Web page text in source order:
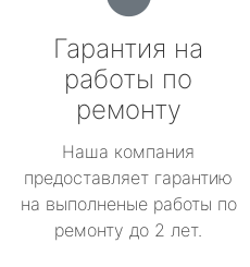
Гарантия на
работы по
ремонту
Наша компания
предоставляет гарантию
на выполненые работы по
ремонту до 2 лет.